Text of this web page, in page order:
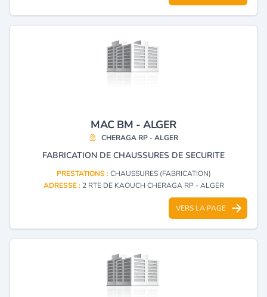
MAC BM - ALGER
CHERAGA RP - ALGER
FABRICATION DE CHAUSSURES DE SECURITE
PRESTATIONS :CHAUSSURES (FABRICATION)
ADRESSE : 2 RTE DE KAOUCH CHERAGA RP - ALGER
VERS LA PAGE